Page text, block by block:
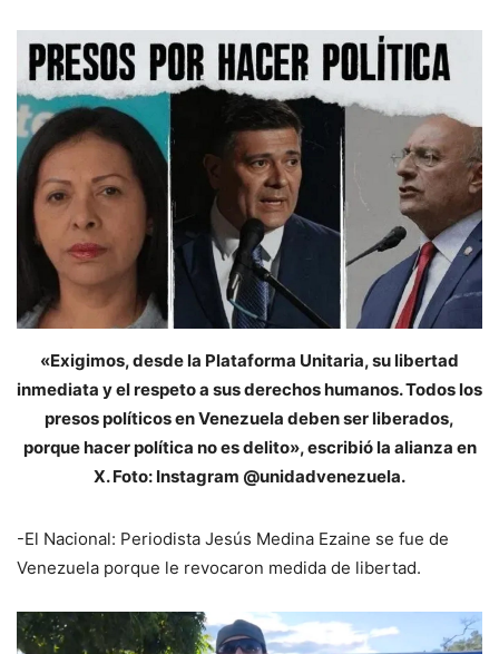
«Exigimos, desde la Plataforma Unitaria, su libertad
inmediata y el respeto a sus derechos humanos. Todos los
presos políticos en Venezuela deben ser liberados,
porque hacer política no es delito», escribió la alianza en
X. Foto: Instagram @unidadvenezuela.
-El Nacional: Periodista Jesús Medina Ezaine se fue de
Venezuela porque le revocaron medida de libertad.